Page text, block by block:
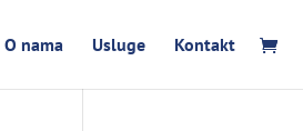
O nama Usluge Kontakt